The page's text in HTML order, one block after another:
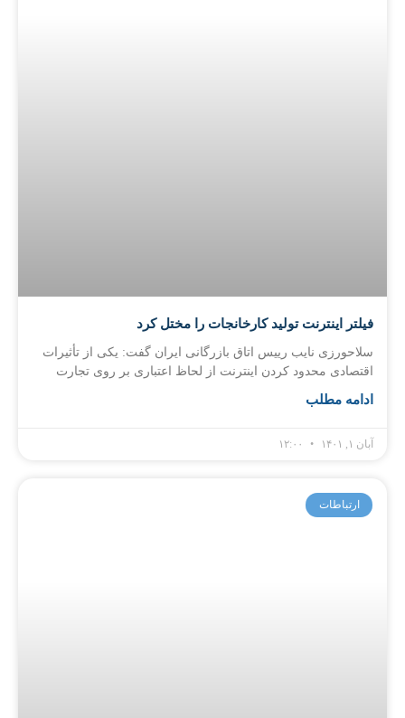
فیلتر اینترنت تولید کارخانجات را مختل کرد
سلاحورزی نایب رییس اتاق بازرگانی ایران گفت: یکی از تأثیرات
اقتصادی محدود کردن اینترنت از لحاظ اعتباری بر روی تجارت
ادامه مطلب
آبان ۱, ۱۴۰۱
ارتباطات